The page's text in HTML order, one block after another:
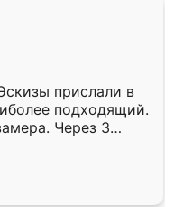
прислали в
подходящий.
Через 3
Остались
Ренессанс